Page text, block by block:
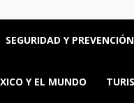
SEGURIDAD Y PREVENCIÓN
Y EL MUNDO